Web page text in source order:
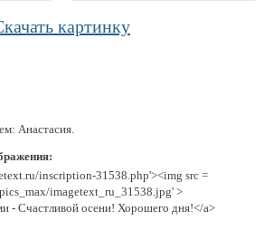
картинку
Анастасия.
inscription-31538.php'><img src =
imagetext_ru_31538.jpg' >
- Счастливой осени! Хорошего дня!</a>